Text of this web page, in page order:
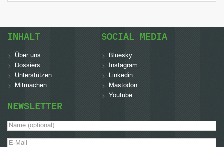
INHALT
Über uns
Dossiers
Unterstützen
Mitmachen
SOCIAL MEDIA
Bluesky
Instagram
Linkedin
Mastodon
Youtube
NEWSLETTER